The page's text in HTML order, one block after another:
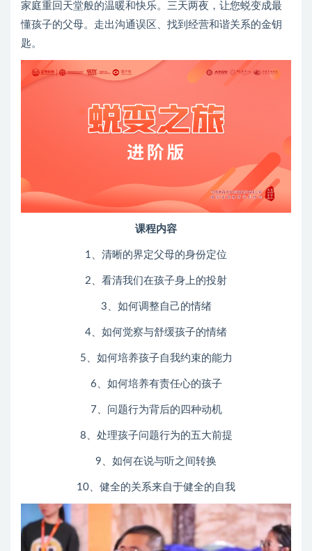
家庭重回天堂般的温暖和快乐。三天两夜，让您蜕变成最
懂孩子的父母。走出沟通误区、找到经营和谐关系的金钥
匙。
课程内容
1、清晰的界定父母的身份定位
2、看清我们在孩子身上的投射
3、如何调整自己的情绪
4、如何觉察与舒缓孩子的情绪
5、如何培养孩子自我约束的能力
6、如何培养有责任心的孩子
7、问题行为背后的四种动机
8、处理孩子问题行为的五大前提
9、如何在说与听之间转换
10、健全的关系来自于健全的自我